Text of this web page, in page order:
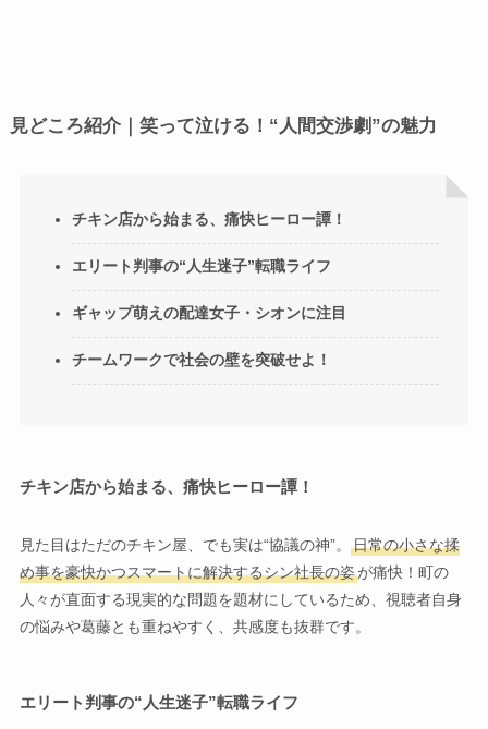
見どころ紹介｜笑って泣ける！“人間交渉劇”の魅力
チキン店から始まる、痛快ヒーロー譚！
エリート判事の“人生迷子”転職ライフ
ギャップ萌えの配達女子・シオンに注目
チームワークで社会の壁を突破せよ！
チキン店から始まる、痛快ヒーロー譚！
見た目はただのチキン屋、でも実は“協議の神”。
日常の小さな揉
め事を豪快かつスマートに解決するシン社長の姿が痛快！町の
人々が直面する現実的な問題を題材にしているため、視聴者自身
の悩みや葛藤とも重ねやすく、共感度も抜群です。
エリート判事の“人生迷子”転職ライフ